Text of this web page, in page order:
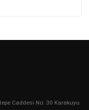
Caddesi No: 30 Karakuyu